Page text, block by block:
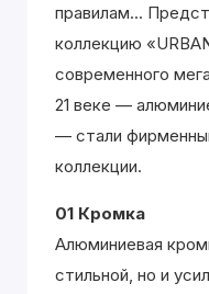
правилам...
коллекцию
современного
21 веке —
— стали
коллекции.
01 Кромка
Алюминиевая
стильной, но и